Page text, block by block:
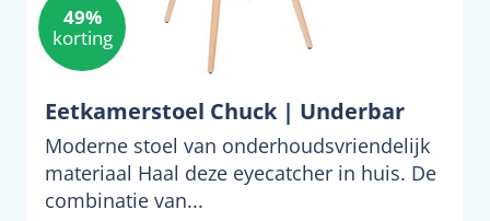
49%
korting
Eetkamerstoel Chuck | Underbar
Moderne stoel van onderhoudsvriendelijk
materiaal Haal deze eyecatcher in huis. De
combinatie van...